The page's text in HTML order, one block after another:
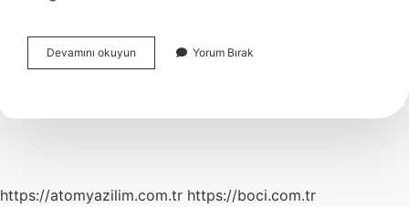
Devamını okuyun
Kuaförü
Alınır
Yorum Bırak
https://atomyazilim.com.tr https://boci.com.tr